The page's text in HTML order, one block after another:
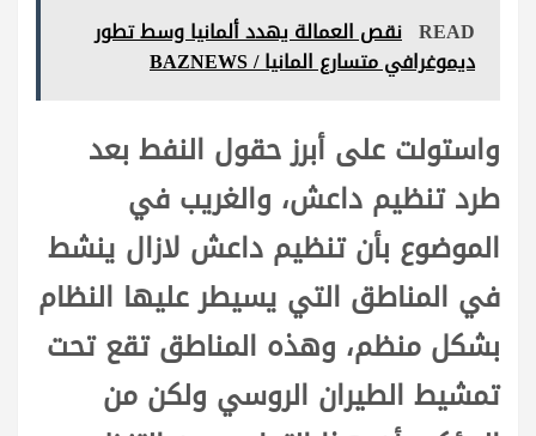
READ نقص العمالة يهدد ألمانيا وسط تطور
ديموغرافي متسارع المانيا / BAZNEWS
واستولت على أبرز حقول النفط بعد
طرد تنظيم داعش، والغريب في
الموضوع بأن تنظيم داعش لازال ينشط
في المناطق التي يسيطر عليها النظام
بشكل منظم، وهذه المناطق تقع تحت
تمشيط الطيران الروسي ولكن من